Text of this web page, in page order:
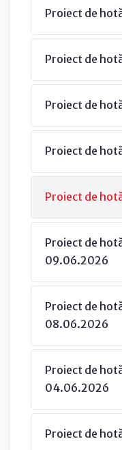
Proiect de
Proiect de
Proiect de
Proiect de
Proiect de
Proiect de
09.06.2026
Proiect de
08.06.2026
Proiect de
04.06.2026
Proiect de